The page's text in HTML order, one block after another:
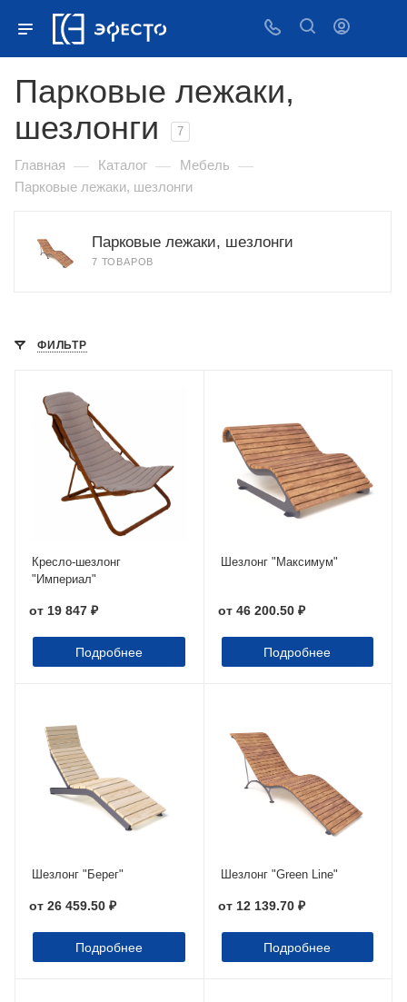
Парковые лежаки,
шезлонги
7
Главная — Каталог — Мебель —
Парковые лежаки, шезлонги
Парковые лежаки, шезлонги
7 ТОВАРОВ
ФИЛЬТР
Кресло-шезлонг
"Империал"
от 19 847 ₽
Подробнее
Шезлонг "Максимум"
от 46 200.50 ₽
Подробнее
Шезлонг "Берег"
от 26 459.50 ₽
Подробнее
Шезлонг "Green Line"
от 12 139.70 ₽
Подробнее